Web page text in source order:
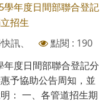
年度日間部聯合登記
招生
訊、
點閱 : 190
度日間部聯合登記分
予協助公告周知，並
： 一、各管道招生期